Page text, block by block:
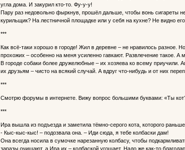
угла дома. И закурил кто-то. Фу-у-у!
Пару раз недовольно фыркнув, прошёл дальше, чтобы вонь сигареты
курильщик? На лестничной площадке или у себя на кухне? Не видно его.
***
Как всё-таки хорошо в городе! Жил в деревне – не нравилось разное.
прохожих – особенно на меня усиленно гавкают. Развлечение такое. А
В городе собаки более дружелюбные – их хозяева ко всему
их друзьям – чисто на всякий случай. А вдруг что-нибудь и от них
***
Смотрю форумы в интернете. Вижу вопрос большими буквами: «Ты
***
Ира вышла из подъезда и заметила тёмно-серого кота, которого
- Кыс-кыс-кыс! – подозвала она. – Иди сюда, я тебе колбаски дам!
Она всегда носила в сумочке нарезанную колбасу, чтобы
заразы очищают, а Ира их – колбаской угощает. Надо же как-то